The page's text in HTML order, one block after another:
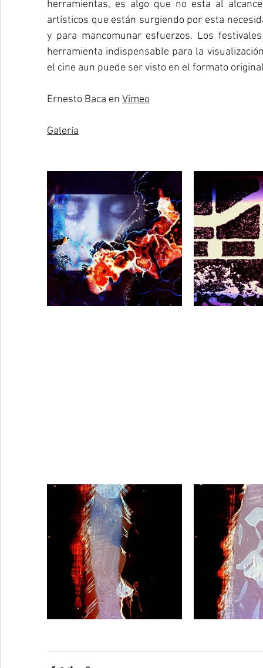
herramientas, es algo que no esta al
artísticos que están surgiendo por esta
y para mancomunar esfuerzos. Los
herramienta indispensable para la
el cine aun puede ser visto en el formato
Ernesto Baca en Vimeo
Galería